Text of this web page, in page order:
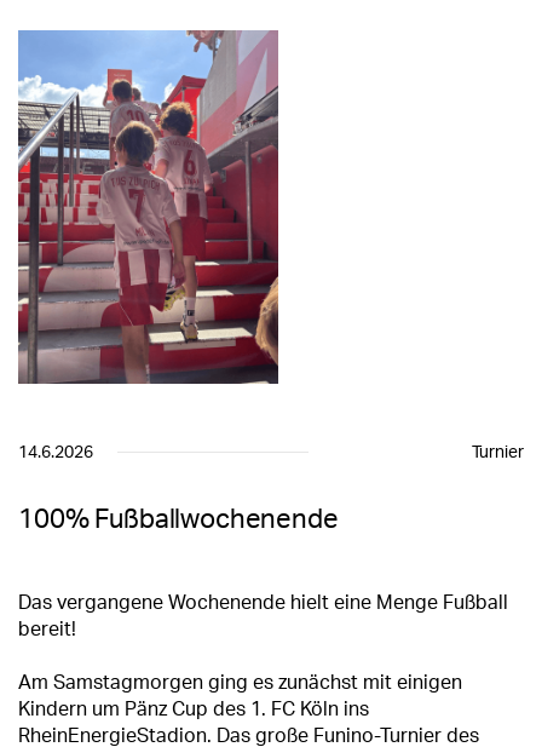
14.6.2026 Turnier
100% Fußballwochenende
Das vergangene Wochenende hielt eine Menge Fußball
bereit!
Am Samstagmorgen ging es zunächst mit einigen
Kindern um Pänz Cup des 1. FC Köln ins
RheinEnergieStadion. Das große Funino-Turnier des